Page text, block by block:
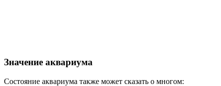
Значение аквариума
Состояние аквариума также может сказать о многом: